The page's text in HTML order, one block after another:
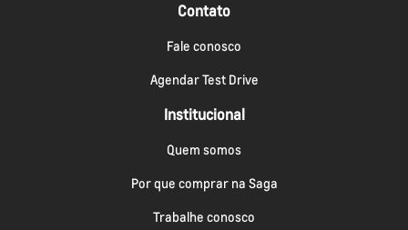
Contato
Fale conosco
Agendar Test Drive
Institucional
Quem somos
Por que comprar na Saga
Trabalhe conosco